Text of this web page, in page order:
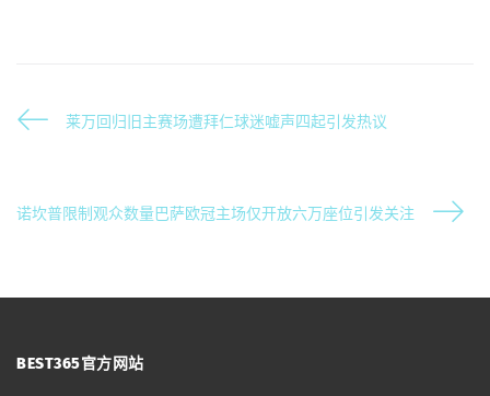
莱万回归旧主赛场遭拜仁球迷嘘声四起引发热议
诺坎普限制观众数量巴萨欧冠主场仅开放六万座位引发关注
BEST365官方网站